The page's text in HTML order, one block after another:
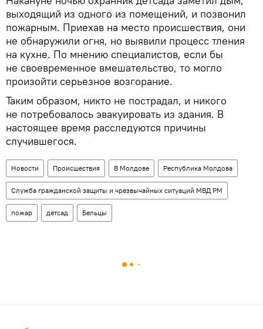
выходящий из одного из помещений, и позвонил
пожарным. Приехав на место происшествия, они
не обнаружили огня, но выявили процесс тления
на кухне. По мнению специалистов, если бы
не своевременное вмешательство, то могло
произойти серьезное возгорание.
Таким образом, никто не пострадал, и никого
не потребовалось эвакуировать из здания. В
настоящее время расследуются причины
случившегося.
Новости Происшествия В Молдове Республика Молдова
Служба гражданской защиты и чрезвычайных ситуаций МВД РМ
пожар детсад Бельцы